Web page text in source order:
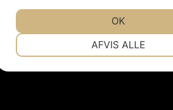
AFVIS ALLE
OK